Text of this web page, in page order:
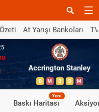
At Yarışı Bankoları
Accrington Stanley
B M B B M
Baskı Haritası
Yeni